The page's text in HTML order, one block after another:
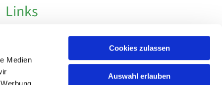
Medien
Cookies zulassen
Auswahl erlauben
Links
Impressum